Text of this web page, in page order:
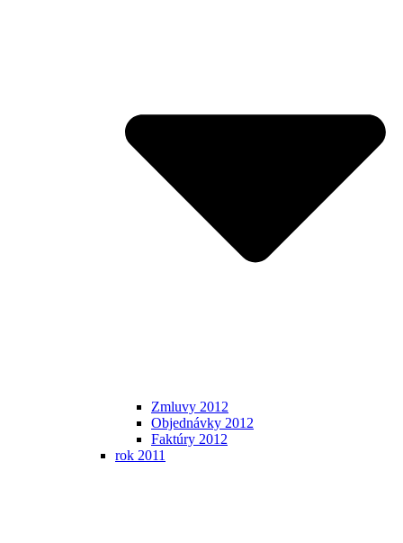
Zmluvy 2012
Objednávky 2012
Faktúry 2012
rok 2011